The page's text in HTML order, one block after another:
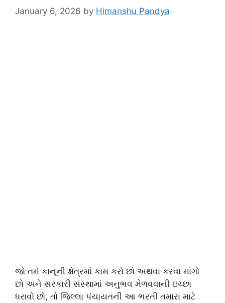
January 6, 2026 by Himanshu Pandya
જો તમે કાનૂની ક્ષેત્રમાં કામ કરો છો અથવા કરવા માંગો
છો અને સરકારી સંસ્થામાં અનુભવ મેળવવાની ઇચ્છા
ધરાવો છો, તો જિલ્લા પંચાયતની આ ભરતી તમારા માટે